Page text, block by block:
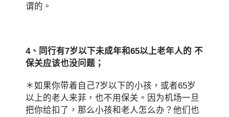
谓的。
4、同行有7岁以下未成年和65以上老年人的不
保关应该也没问题 ；
＊如果你带着自己7岁以下的小孩，或者65岁
以上的老人来菲，也不用保关。因为机场一旦
把你给扣了，那么小孩和老人怎么办？他们也